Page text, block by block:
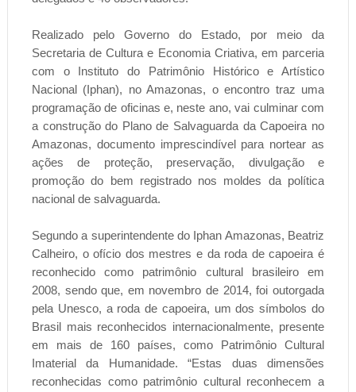
Realizado pelo Governo do Estado, por meio da
Secretaria de Cultura e Economia Criativa, em parceria
com o Instituto do Patrimônio Histórico e Artístico
Nacional (Iphan), no Amazonas, o encontro traz uma
programação de oficinas e, neste ano, vai culminar com
a construção do Plano de Salvaguarda da Capoeira no
Amazonas, documento imprescindível para nortear as
ações de proteção, preservação, divulgação e
promoção do bem registrado nos moldes da política
nacional de salvaguarda.
Segundo a superintendente do Iphan Amazonas, Beatriz
Calheiro, o ofício dos mestres e da roda de capoeira é
reconhecido como patrimônio cultural brasileiro em
2008, sendo que, em novembro de 2014, foi outorgada
pela Unesco, a roda de capoeira, um dos símbolos do
Brasil mais reconhecidos internacionalmente, presente
em mais de 160 países, como Patrimônio Cultural
Imaterial da Humanidade. “Estas duas dimensões
reconhecidas como patrimônio cultural reconhecem a